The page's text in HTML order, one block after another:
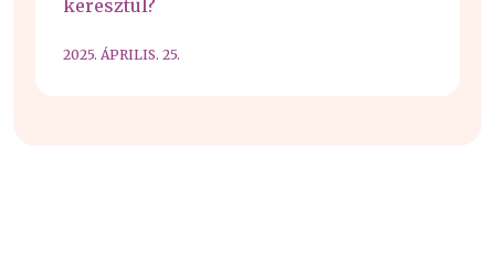
keresztül?
2025. ÁPRILIS. 25.